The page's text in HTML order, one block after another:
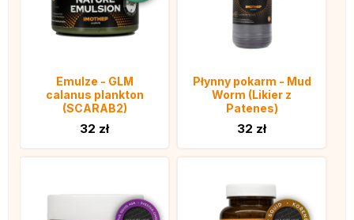
Emulze - GLM
calanus plankton
(SCARAB2)
32 zł
Płynny pokarm - Mud
Worm (Likier z
Patenes)
32 zł